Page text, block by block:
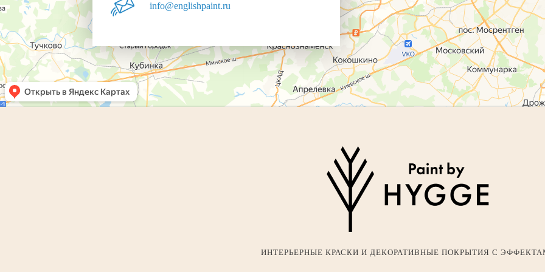
info@englishpaint.ru
ИНТЕРЬЕРНЫЕ КРАСКИ И ДЕКОРАТИВНЫЕ ПОКРЫТИЯ С